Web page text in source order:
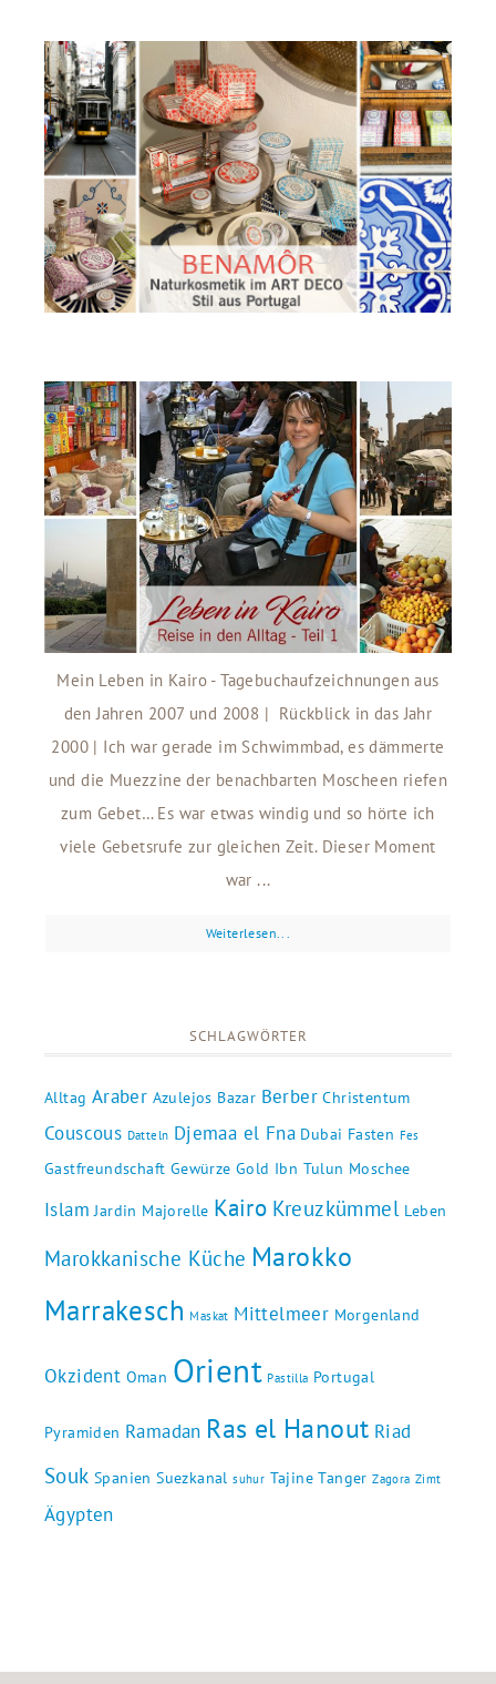
Mein Leben in Kairo - Tagebuchaufzeichnungen aus
den Jahren 2007 und 2008 | Rückblick in das Jahr
2000 | Ich war gerade im Schwimmbad, es dämmerte
und die Muezzine der benachbarten Moscheen riefen
zum Gebet… Es war etwas windig und so hörte ich
viele Gebetsrufe zur gleichen Zeit. Dieser Moment
war ...
Weiterlesen...
SCHLAGWÖRTER
Alltag Araber Azulejos Bazar Berber Christentum
Couscous Datteln Djemaa el Fna Dubai Fasten Fes
Gastfreundschaft Gewürze Gold Ibn Tulun Moschee
Islam Jardin Majorelle Kairo Kreuzkümmel Leben
Marokkanische Küche Marokko
Marrakesch Maskat Mittelmeer Morgenland
Okzident Oman Orient Pastilla Portugal
Pyramiden Ramadan Ras el Hanout Riad
Souk Spanien Suezkanal suhur Tajine Tanger Zagora Zimt
Ägypten